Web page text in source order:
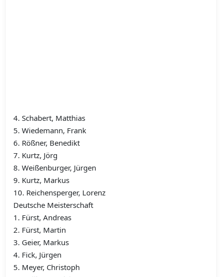
4. Schabert, Matthias
5. Wiedemann, Frank
6. Rößner, Benedikt
7. Kurtz, Jörg
8. Weißenburger, Jürgen
9. Kurtz, Markus
10. Reichensperger, Lorenz
Deutsche Meisterschaft
1. Fürst, Andreas
2. Fürst, Martin
3. Geier, Markus
4. Fick, Jürgen
5. Meyer, Christoph